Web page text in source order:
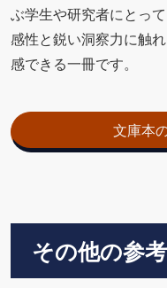
ぶ学生や研究者にとっ
感性と鋭い洞察力に触
感できる一冊です。
文庫本
その他の参